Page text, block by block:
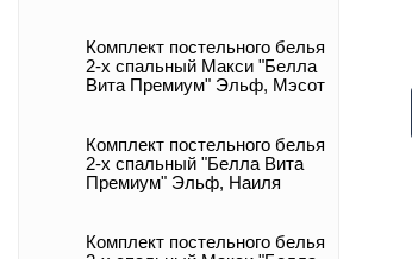
Комплект постельного белья
2-х спальный Макси "Белла
Вита Премиум" Эльф, Мэсот
Комплект постельного белья
2-х спальный "Белла Вита
Премиум" Эльф, Наиля
Комплект постельного белья